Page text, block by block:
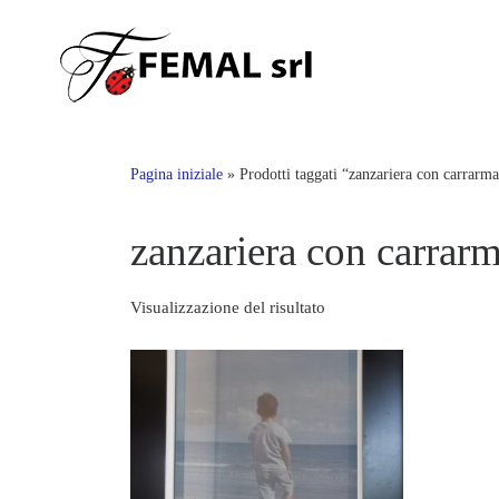
Pagina iniziale » Prodotti taggati “zanzariera con
zanzariera con
Visualizzazione del risultato